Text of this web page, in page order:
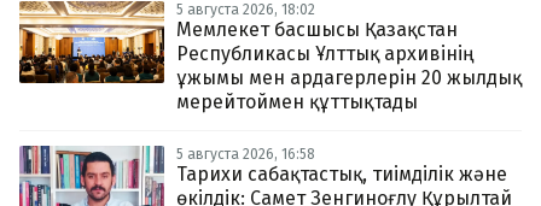
5 августа 2026, 18:02
Мемлекет басшысы Қазақстан
Республикасы Ұлттық архивінің
ұжымы мен ардагерлерін 20 жылдық
мерейтоймен құттықтады
5 августа 2026, 16:58
Тарихи сабақтастық, тиімділік және
өкілдік: Самет Зенгиноғлу Құрылтай